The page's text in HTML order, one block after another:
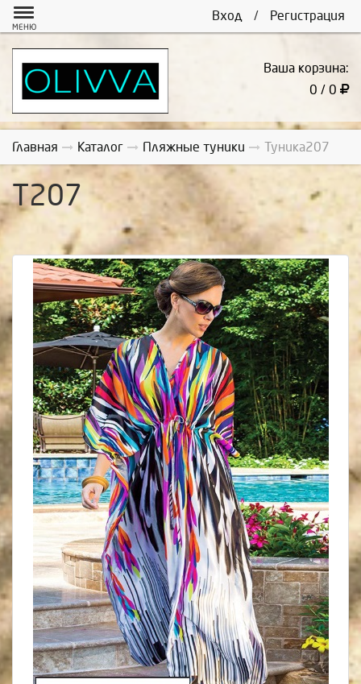
Вход / Регистрация
МЕНЮ
Ваша корзина:
0 / 0
Главная Каталог Пляжные туники Туника207
Т207